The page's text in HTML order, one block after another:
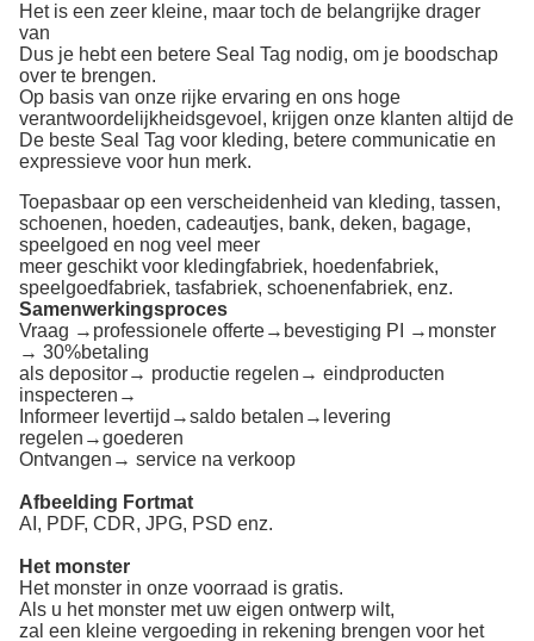
Het is een zeer kleine, maar toch de belangrijke drager
van
Dus je hebt een betere Seal Tag nodig, om je boodschap
over te brengen.
Op basis van onze rijke ervaring en ons hoge
verantwoordelijkheidsgevoel, krijgen onze klanten altijd de
De beste Seal Tag voor kleding, betere communicatie en
expressieve voor hun merk.
Toepasbaar op een verscheidenheid van kleding, tassen,
schoenen, hoeden, cadeautjes, bank, deken, bagage,
speelgoed en nog veel meer
meer geschikt voor kledingfabriek, hoedenfabriek,
speelgoedfabriek, tasfabriek, schoenenfabriek, enz.
Samenwerkingsproces
Vraag →professionele offerte→bevestiging PI →monster
→ 30%betaling
als depositor→ productie regelen→ eindproducten
inspecteren→
Informeer levertijd→saldo betalen→levering
regelen→goederen
Ontvangen→ service na verkoop
Afbeelding Fortmat
AI, PDF, CDR, JPG, PSD enz.
Het monster
Het monster in onze voorraad is gratis.
Als u het monster met uw eigen ontwerp wilt,
zal een kleine vergoeding in rekening brengen voor het